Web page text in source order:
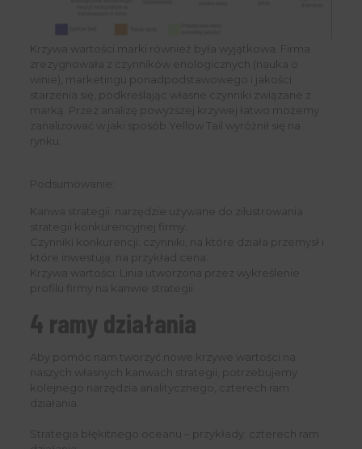
Krzywa wartości marki również była wyjątkowa. Firma
zrezygnowała z czynników enologicznych (nauka o
winie), marketingu ponadpodstawowego i jakości
starzenia się, podkreślając własne czynniki związane z
marką. Przez analizę powyższej krzywej łatwo możemy
zanalizować w jaki sposób Yellow Tail wyróżnił się na
rynku.
Podsumowanie:
Kanwa strategii: narzędzie używane do zilustrowania
strategii konkurencyjnej firmy.
Czynniki konkurencji: czynniki, na które działa przemysł i
które inwestują; na przykład cena.
Krzywa wartości: Linia utworzona przez wykreślenie
profilu firmy na kanwie strategii.
4 ramy działania
Aby pomóc nam tworzyć nowe krzywe wartości na
naszych własnych kanwach strategii, potrzebujemy
kolejnego narzędzia analitycznego, czterech ram
działania.
Strategia błękitnego oceanu – przykłady: czterech ram